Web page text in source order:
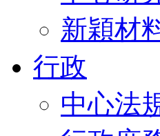
新穎材
行政
中心法